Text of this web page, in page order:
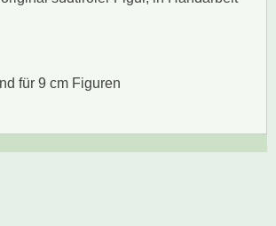
für 9 cm Figuren